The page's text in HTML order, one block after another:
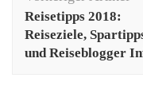
Reisetipps 2018:
Reiseziele,
und Reiseblogger